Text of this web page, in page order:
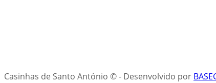
Casinhas de Santo António ©- Desenvolvido por